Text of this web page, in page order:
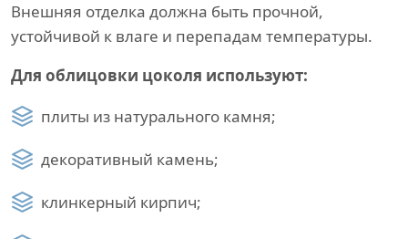
Внешняя отделка должна быть прочной,
устойчивой к влаге и перепадам температуры.
Для облицовки цоколя используют:
плиты из натурального камня;
декоративный камень;
клинкерный кирпич;